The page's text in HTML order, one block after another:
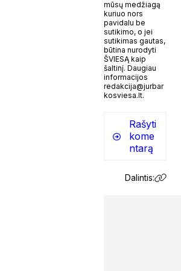
mūsų medžiagą
kuriuo nors
pavidalu be
sutikimo, o jei
sutikimas gautas,
būtina nurodyti
ŠVIESĄ kaip
šaltinį. Daugiau
informacijos
redakcija@jurbar
kosviesa.lt.
Rašyti
kome
ntarą
Dalintis: